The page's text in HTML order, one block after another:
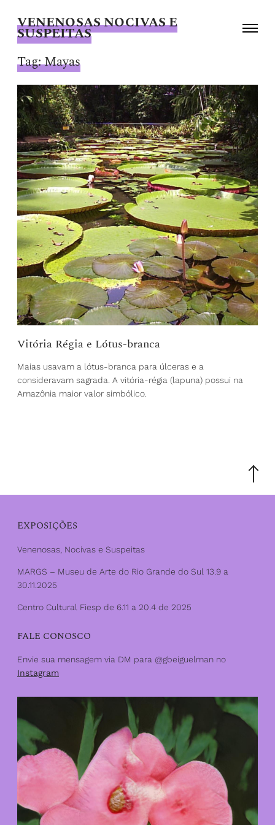
VENENOSAS NOCIVAS E
SUSPEITAS
Giselle
Beiguelman
Toggle
Tag:Mayas
Vitória Régia e Lótus-branca
Maias usavam a lótus-branca para úlceras e a
consideravam sagrada. A vitória-régia (lapuna) possui na
Amazônia maior valor simbólico.
Scroll
the
EXPOSIÇÕES
Venenosas, Nocivas e Suspeitas
MARGS – Museu de Arte do Rio Grande do Sul 13.9 a
30.11.2025
Centro Cultural Fiesp de 6.11 a 20.4 de 2025
FALE CONOSCO
Envie sua mensagem via DM para @gbeiguelman no
Instagram